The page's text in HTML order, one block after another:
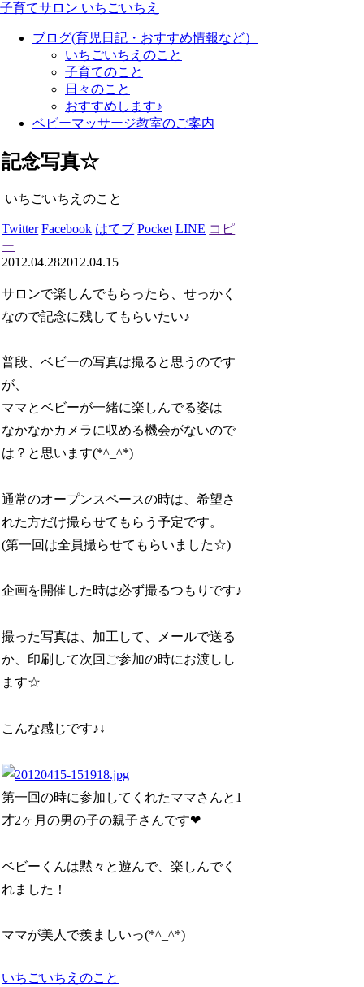
子育てサロン いちごいちえ
ブログ(育児日記・おすすめ情報など）
いちごいちえのこと
子育てのこと
日々のこと
おすすめします♪
ベビーマッサージ教室のご案内
記念写真☆
いちごいちえのこと
Twitter Facebook はてブ Pocket LINE コピ
ー
2012.04.282012.04.15
サロンで楽しんでもらったら、せっかく
なので記念に残してもらいたい♪
普段、ベビーの写真は撮ると思うのです
が、
ママとベビーが一緒に楽しんでる姿は
なかなかカメラに収める機会がないので
は？と思います(*^_^*)
通常のオープンスペースの時は、希望さ
れた方だけ撮らせてもらう予定です。
(第一回は全員撮らせてもらいました☆)
企画を開催した時は必ず撮るつもりです♪
撮った写真は、加工して、メールで送る
か、印刷して次回ご参加の時にお渡しし
ます☆
こんな感じです♪↓
第一回の時に参加してくれたママさんと1
才2ヶ月の男の子の親子さんです❤
ベビーくんは黙々と遊んで、楽しんでく
れました！
ママが美人で羨ましいっ(*^_^*)
いちごいちえのこと